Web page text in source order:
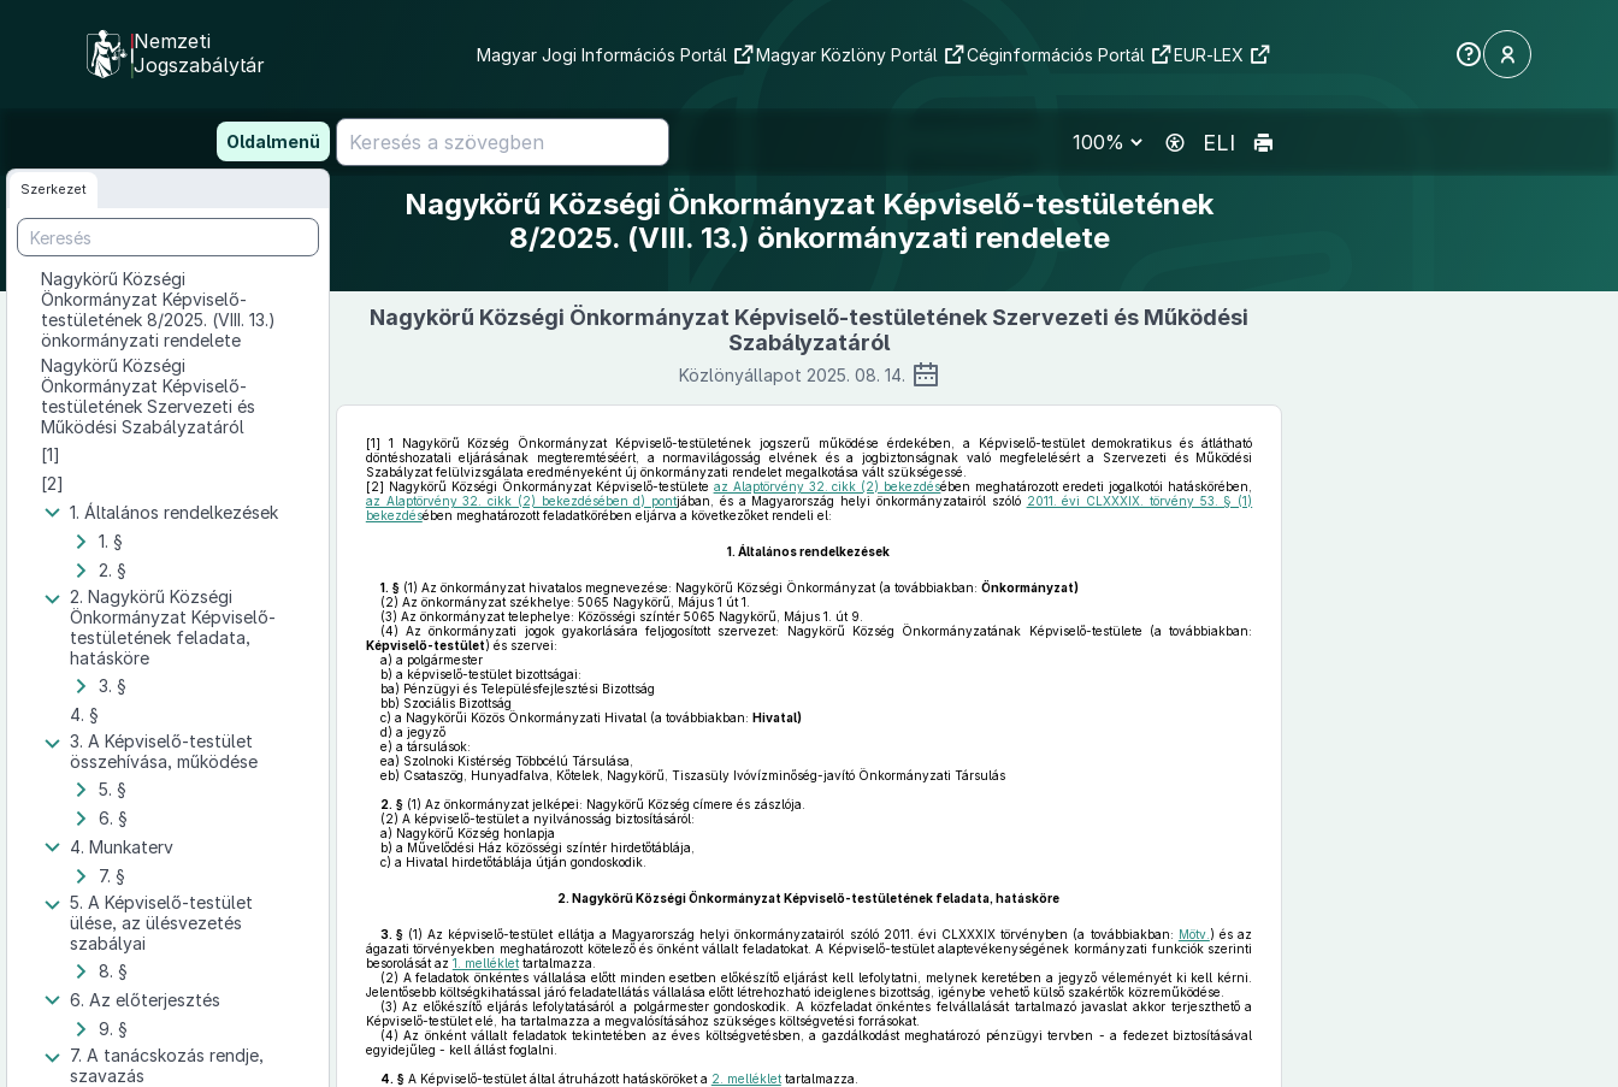
tartalomra
Nemzeti
Jogszabálytár
Magyar Jogi Információs Portál Magyar Közlöny Portál Céginformációs Portál EUR-LEX
Oldalmenü ELI
Szerkezet
Nagykörű Községi
Önkormányzat Képviselő-
testületének 8/2025. (VIII. 13.)
önkormányzati rendelete
Nagykörű Községi
Önkormányzat Képviselő-
testületének Szervezeti és
Működési Szabályzatáról
[1]
[2]
1. Általános rendelkezések
1. §
2. §
2. Nagykörű Községi
Önkormányzat Képviselő-
testületének feladata,
hatásköre
3. §
4. §
3. A Képviselő-testület
összehívása, működése
5. §
6. §
4. Munkaterv
7. §
5. A Képviselő-testület
ülése, az ülésvezetés
szabályai
8. §
6. Az előterjesztés
9. §
7. A tanácskozás rendje,
szavazás
Nagykörű Községi Önkormányzat Képviselő-testületének
8/2025. (VIII. 13.) önkormányzati rendelete
Nagykörű Községi Önkormányzat Képviselő-testületének Szervezeti és Működési
Szabályzatáról
Közlönyállapot 2025. 08. 14.
[1] 1 Nagykörű Község Önkormányzat Képviselő-testületének jogszerű működése érdekében, a Képviselő-testület demokratikus és átlátható
döntéshozatali eljárásának megteremtéséért, a normavilágosság elvének és a jogbiztonságnak való megfelelésért a Szervezeti és Működési
Szabályzat felülvizsgálata eredményeként új önkormányzati rendelet megalkotása vált szükségessé.
[2] Nagykörű Községi Önkormányzat Képviselő-testülete az Alaptörvény 32. cikk (2) bekezdésében meghatározott eredeti jogalkotói hatáskörében,
az Alaptörvény 32. cikk (2) bekezdésében d) pontjában, és a Magyarország helyi önkormányzatairól szóló 2011. évi CLXXXIX. törvény 53. § (1)
bekezdésében meghatározott feladatkörében eljárva a következőket rendeli el:
1. Általános rendelkezések
1. §(1) Az önkormányzat hivatalos megnevezése: Nagykörű Községi Önkormányzat (a továbbiakban: Önkormányzat)
(2) Az önkormányzat székhelye: 5065 Nagykörű, Május 1 út 1.
(3) Az önkormányzat telephelye: Közösségi színtér 5065 Nagykörű, Május 1. út 9.
(4) Az önkormányzati jogok gyakorlására feljogosított szervezet: Nagykörű Község Önkormányzatának Képviselő-testülete (a továbbiakban:
Képviselő-testület) és szervei:
a) a polgármester
b) a képviselő-testület bizottságai:
ba) Pénzügyi és Településfejlesztési Bizottság
bb) Szociális Bizottság
c) a Nagykörűi Közös Önkormányzati Hivatal (a továbbiakban: Hivatal)
d) a jegyző
e) a társulások:
ea) Szolnoki Kistérség Többcélú Társulása,
eb) Csataszög, Hunyadfalva, Kőtelek, Nagykörű, Tiszasüly Ivóvízminőség-javító Önkormányzati Társulás
2. §(1) Az önkormányzat jelképei: Nagykörű Község címere és zászlója.
(2) A képviselő-testület a nyilvánosság biztosításáról:
a) Nagykörű Község honlapja
b) a Művelődési Ház közösségi színtér hirdetőtáblája,
c) a Hivatal hirdetőtáblája útján gondoskodik.
2. Nagykörű Községi Önkormányzat Képviselő-testületének feladata, hatásköre
3. §(1) Az képviselő-testület ellátja a Magyarország helyi önkormányzatairól szóló 2011. évi CLXXXIX törvényben (a továbbiakban: Mötv. ) és az
ágazati törvényekben meghatározott kötelező és önként vállalt feladatokat. A Képviselő-testület alaptevékenységének kormányzati funkciók szerinti
besorolását az 1. melléklettartalmazza.
(2) A feladatok önkéntes vállalása előtt minden esetben előkészítő eljárást kell lefolytatni, melynek keretében a jegyző véleményét ki kell kérni.
Jelentősebb költségkihatással járó feladatellátás vállalása előtt létrehozható ideiglenes bizottság, igénybe vehető külső szakértők közreműködése.
(3) Az előkészítő eljárás lefolytatásáról a polgármester gondoskodik. A közfeladat önkéntes felvállalását tartalmazó javaslat akkor terjeszthető a
Képviselő-testület elé, ha tartalmazza a megvalósításához szükséges költségvetési forrásokat.
(4) Az önként vállalt feladatok tekintetében az éves költségvetésben, a gazdálkodást meghatározó pénzügyi tervben - a fedezet biztosításával
egyidejűleg - kell állást foglalni.
4. §A Képviselő-testület által átruházott hatásköröket a 2. melléklettartalmazza.